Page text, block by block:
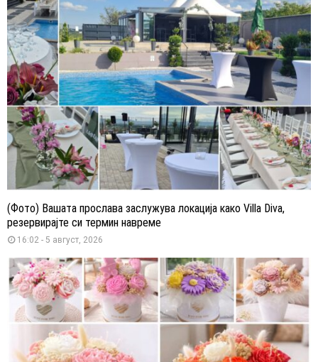
(Фото) Вашата прослава заслужува локација како Villa Diva,
резервирајте си термин навреме
16:02 - 5 август, 2026